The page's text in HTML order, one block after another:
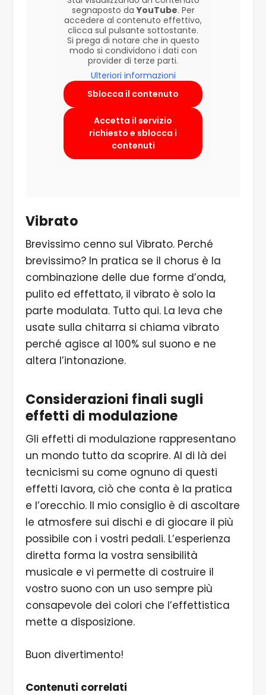
segnaposto daYouTube. Per
accedere al contenuto effettivo,
clicca sul pulsante sottostante.
Si prega di notare che in questo
modo si condividono i dati con
provider di terze parti.
Ulteriori informazioni
Sblocca il contenuto
Accetta il servizio
richiesto e sblocca i
contenuti
Vibrato
Brevissimo cenno sul Vibrato. Perché
brevissimo? In pratica se il chorus è la
combinazione delle due forme d’onda,
pulito ed effettato, il vibrato è solo la
parte modulata. Tutto qui. La leva che
usate sulla chitarra si chiama vibrato
perché agisce al 100% sul suono e ne
altera l’intonazione.
Considerazioni finali sugli
effetti di modulazione
Gli effetti di modulazione rappresentano
un mondo tutto da scoprire. Al di là dei
tecnicismi su come ognuno di questi
effetti lavora, ciò che conta è la pratica
e l’orecchio. Il mio consiglio è di ascoltare
le atmosfere sui dischi e di giocare il più
possibile con i vostri pedali. L’esperienza
diretta forma la vostra sensibilità
musicale e vi permette di costruire il
vostro suono con un uso sempre più
consapevole dei colori che l’effettistica
mette a disposizione.
Buon divertimento!
Contenuti correlati